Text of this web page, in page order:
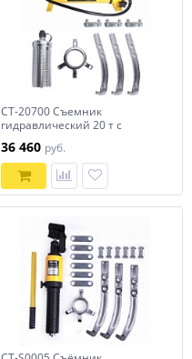
CT-20700 Съемник
гидравлический 20 т с
CT-20700
36 460 руб.